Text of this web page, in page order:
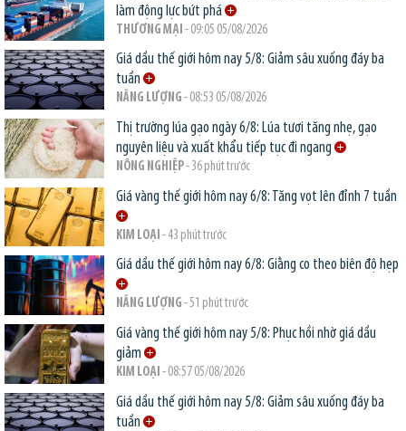
làm động lực bứt phá
THƯƠNG MẠI - 09:05 05/08/2026
Giá dầu thế giới hôm nay 5/8: Giảm sâu xuống đáy ba
tuần
NĂNG LƯỢNG - 08:53 05/08/2026
Thị trường lúa gạo ngày 6/8: Lúa tươi tăng nhẹ, gạo
nguyên liệu và xuất khẩu tiếp tục đi ngang
NÔNG NGHIỆP- 36 phút trước
Giá vàng thế giới hôm nay 6/8: Tăng vọt lên đỉnh 7 tuần
KIM LOẠI - 43 phút trước
Giá dầu thế giới hôm nay 6/8: Giằng co theo biên độ hẹp
NĂNG LƯỢNG - 51 phút trước
Giá vàng thế giới hôm nay 5/8: Phục hồi nhờ giá dầu
giảm
KIM LOẠI - 08:57 05/08/2026
Giá dầu thế giới hôm nay 5/8: Giảm sâu xuống đáy ba
tuần